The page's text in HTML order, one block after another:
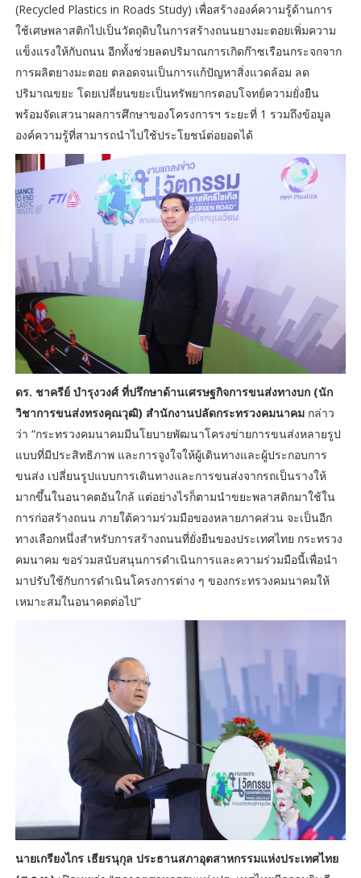
(Recycled Plastics in Roads Study) เพื่อสร้างองค์ความรู้ด้านการ
ใช้เศษพลาสติกไปเป็นวัตถุดิบในการสร้างถนนยางมะตอยเพิ่มความ
แข็งแรงให้กับถนน อีกทั้งช่วยลดปริมาณการเกิดก๊าซเรือนกระจกจาก
การผลิตยางมะตอย ตลอดจนเป็นการแก้ปัญหาสิ่งแวดล้อม ลด
ปริมาณขยะ โดยเปลี่ยนขยะเป็นทรัพยากรตอบโจทย์ความยั่งยืน
พร้อมจัดเสวนาผลการศึกษาของโครงการฯ ระยะที่ 1 รวมถึงข้อมูล
องค์ความรู้ที่สามารถนำไปใช้ประโยชน์ต่อยอดได้
ดร. ชาครีย์ บำรุงวงศ์ ที่ปรึกษาด้านเศรษฐกิจการขนส่งทางบก (นัก
วิชาการขนส่งทรงคุณวุฒิ) สำนักงานปลัดกระทรวงคมนาคมกล่าว
ว่า “กระทรวงคมนาคมมีนโยบายพัฒนาโครงข่ายการขนส่งหลายรูป
แบบที่มีประสิทธิภาพ และการจูงใจให้ผู้เดินทางและผู้ประกอบการ
ขนส่ง เปลี่ยนรูปแบบการเดินทางและการขนส่งจากรถเป็นรางให้
มากขึ้นในอนาคตอันใกล้ แต่อย่างไรก็ตามนำขยะพลาสติกมาใช้ใน
การก่อสร้างถนน ภายใต้ความร่วมมือของหลายภาคส่วน จะเป็นอีก
ทางเลือกหนึ่งสำหรับการสร้างถนนที่ยั่งยืนของประเทศไทย กระทรวง
คมนาคม ขอร่วมสนับสนุนการดำเนินการและความร่วมมือนี้เพื่อนำ
มาปรับใช้กับการดำเนินโครงการต่าง ๆ ของกระทรวงคมนาคมให้
เหมาะสมในอนาคตต่อไป”
นายเกรียงไกร เธียรนุกุล ประธานสภาอุตสาหกรรมแห่งประเทศไทย